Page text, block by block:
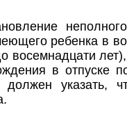
ребенка в
восемнадцати
в отпуске
указать,